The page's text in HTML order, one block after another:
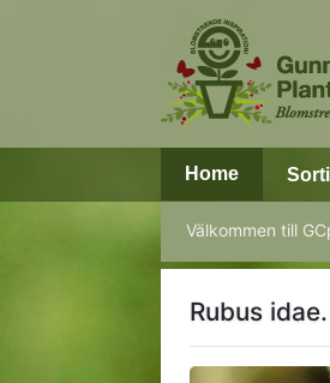
Home
Välkommen till
Rubus